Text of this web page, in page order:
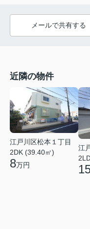
メールで共有する
近隣の物件
江戸川区松本１丁目
2DK (39.40㎡)
8万円
江